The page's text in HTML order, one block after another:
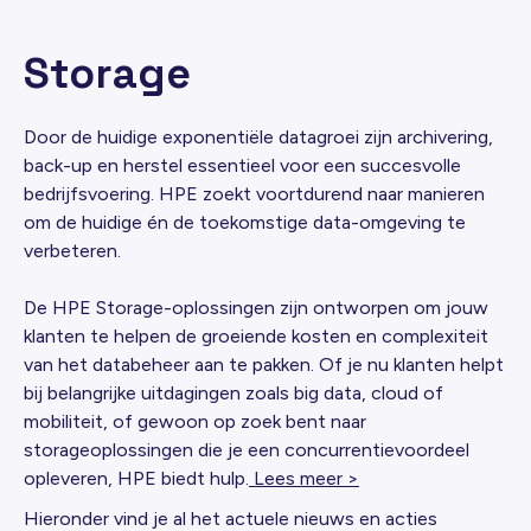
Storage
Door de huidige exponentiële datagroei zijn archivering,
back-up en herstel essentieel voor een succesvolle
bedrijfsvoering. HPE zoekt voortdurend naar manieren
om de huidige én de toekomstige data-omgeving te
verbeteren.
De HPE Storage-oplossingen zijn ontworpen om jouw
klanten te helpen de groeiende kosten en complexiteit
van het databeheer aan te pakken. Of je nu klanten helpt
bij belangrijke uitdagingen zoals big data, cloud of
mobiliteit, of gewoon op zoek bent naar
storageoplossingen die je een concurrentievoordeel
opleveren, HPE biedt hulp. Lees meer >
Hieronder vind je al het actuele nieuws en acties